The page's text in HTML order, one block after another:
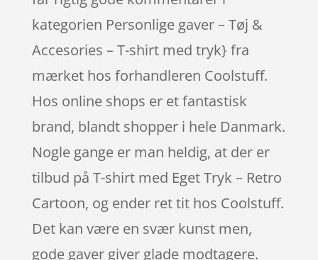
kategorien Personlige gaver – Tøj &
Accesories – T-shirt med tryk} fra
mærket hos forhandleren Coolstuff.
Hos online shops er et fantastisk
brand, blandt shopper i hele Danmark.
Nogle gange er man heldig, at der er
tilbud på T-shirt med Eget Tryk – Retro
Cartoon, og ender ret tit hos Coolstuff.
Det kan være en svær kunst men,
gode gaver giver glade modtagere.